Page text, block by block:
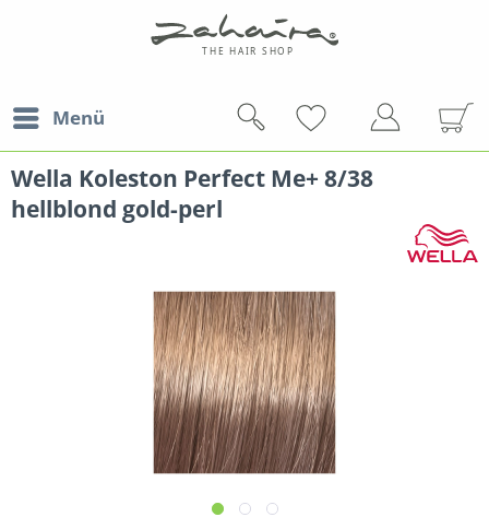
Menü
Wella Koleston Perfect Me+ 8/38
hellblond gold-perl